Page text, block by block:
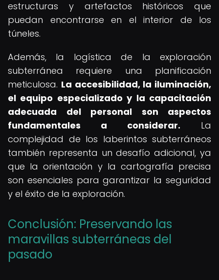
estructuras y artefactos históricos que
puedan encontrarse en el interior de los
túneles.
Además, la logística de la exploración
subterránea requiere una planificación
meticulosa. La accesibilidad, la iluminación,
el equipo especializado y la capacitación
adecuada del personal son aspectos
fundamentales a considerar. La
complejidad de los laberintos subterráneos
también representa un desafío adicional, ya
que la orientación y la cartografía precisa
son esenciales para garantizar la seguridad
y el éxito de la exploración.
Conclusión: Preservando las
maravillas subterráneas del
pasado